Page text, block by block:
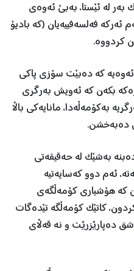
لە ئێستا، بەبێ ئەوەی
ئەرکە فەلسەفییەیان (کە بادیۆ
کردووە.
کە دەبێت سۆزی پاکی
بکەن کە ئەویش بەرگری
بەکۆمەڵەدا، مانایەکی باڵا
دەبەخشن.
بەشێک لە حەقیقەتی
ئەم دوو کەسایەتیە
کە هۆشیاری کۆمەڵگەی
کاتێک کۆمەڵگە تێدەگات
دەپارێزرێت و نە قەڵای